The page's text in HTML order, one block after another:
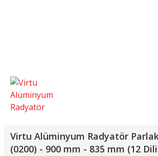
Virtu Alüminyum Radyatör
(0200) - 900 mm - 835 mm (12